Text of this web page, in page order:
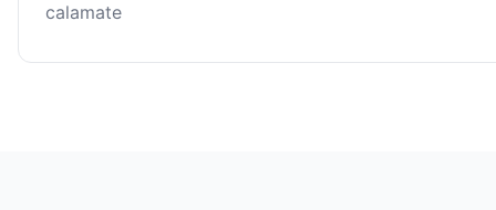
calamate